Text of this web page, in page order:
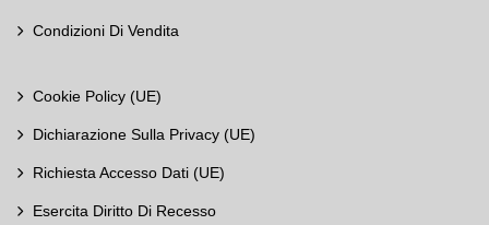
Condizioni Di Vendita
Cookie Policy (UE)
Dichiarazione Sulla Privacy (UE)
Richiesta Accesso Dati (UE)
Esercita Diritto Di Recesso